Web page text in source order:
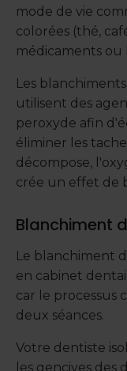
mode de vie
colorées (thé,
médicaments ou
Les
utilisent des
peroxyde afin
éliminer les
décompose,
crée un effet de
Blanchiment
Le blanchiment
en cabinet
car le processus
deux séances.
Votre dentiste
les gencives